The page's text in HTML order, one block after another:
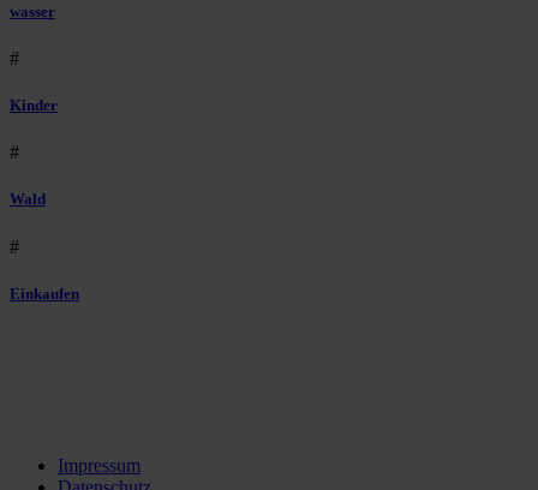
wasser
#
Kinder
#
Wald
#
Einkaufen
Impressum